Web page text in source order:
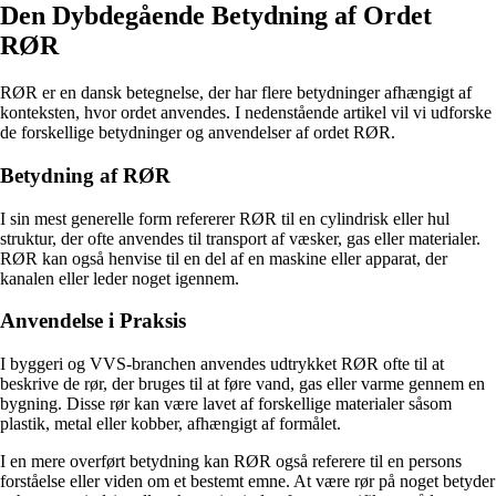
Den Dybdegående Betydning af Ordet
RØR
RØR er en dansk betegnelse, der har flere betydninger afhængigt af
konteksten, hvor ordet anvendes. I nedenstående artikel vil vi udforske
de forskellige betydninger og anvendelser af ordet RØR.
Betydning af RØR
I sin mest generelle form refererer RØR til en cylindrisk eller hul
struktur, der ofte anvendes til transport af væsker, gas eller materialer.
RØR kan også henvise til en del af en maskine eller apparat, der
kanalen eller leder noget igennem.
Anvendelse i Praksis
I byggeri og VVS-branchen anvendes udtrykket RØR ofte til at
beskrive de rør, der bruges til at føre vand, gas eller varme gennem en
bygning. Disse rør kan være lavet af forskellige materialer såsom
plastik, metal eller kobber, afhængigt af formålet.
I en mere overført betydning kan RØR også referere til en persons
forståelse eller viden om et bestemt emne. At være rør på noget betyder